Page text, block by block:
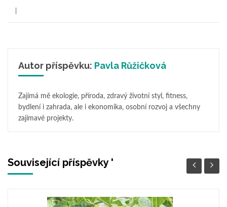
Autor příspěvku: Pavla Růžičková
Zajímá mě ekologie, příroda, zdravý životní styl, fitness,
bydlení i zahrada, ale i ekonomika, osobní rozvoj a všechny
zajímavé projekty.
Související příspěvky '